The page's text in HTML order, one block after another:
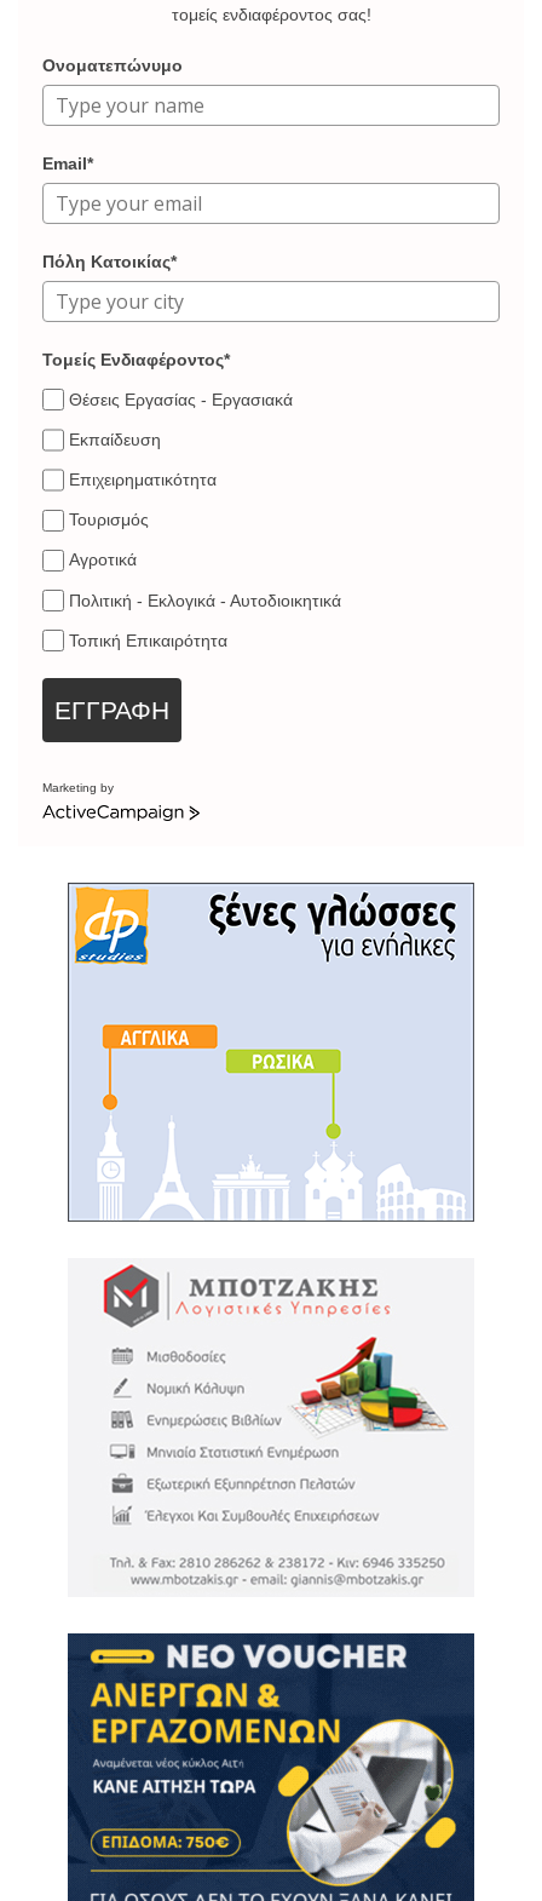
τομείς ενδιαφέροντος σας!
Ονοματεπώνυμο
Email*
Πόλη Κατοικίας*
Τομείς Ενδιαφέροντος*
Θέσεις Εργασίας - Εργασιακά
Εκπαίδευση
Επιχειρηματικότητα
Τουρισμός
Αγροτικά
Πολιτική - Εκλογικά - Αυτοδιοικητικά
Τοπική Επικαιρότητα
ΕΓΓΡΑΦΗ
Marketing by